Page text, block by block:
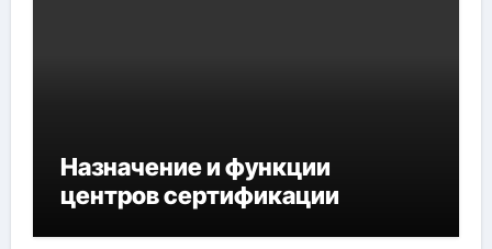
Назначение и функции
центров сертификации